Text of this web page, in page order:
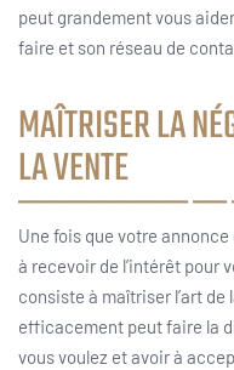
peut grandement vous
faire et son réseau de
MAÎTRISER LA
LA VENTE
Une fois que votre
à recevoir de l’intérêt pour
consiste à maîtriser l’art
efficacement peut faire la
vous voulez et avoir à